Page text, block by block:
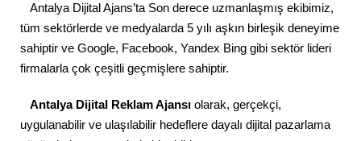
Antalya Dijital Ajans’ta Son derece uzmanlaşmış ekibimiz,
tüm sektörlerde ve medyalarda 5 yılı aşkın birleşik deneyime
sahiptir ve Google, Facebook, Yandex Bing gibi sektör lideri
firmalarla çok çeşitli geçmişlere sahiptir.
Antalya Dijital Reklam Ajansı olarak, gerçekçi,
uygulanabilir ve ulaşılabilir hedeflere dayalı dijital pazarlama